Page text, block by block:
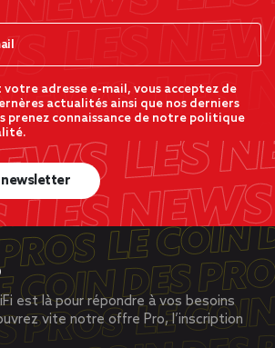
votre adresse e-mail, vous acceptez de
actualités ainsi que nos derniers
prenez connaissance de notre politique
newsletter
est là pour répondre à vos besoins
vite notre offre Pro, l’inscription